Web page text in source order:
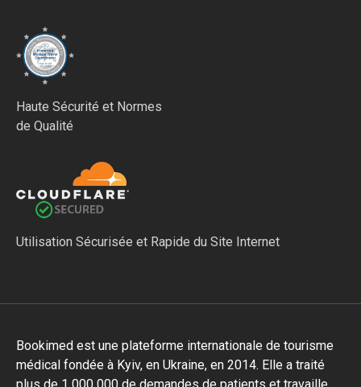
Haute Sécurité et Normes
de Qualité
Utilisation Sécurisée et Rapide du Site Internet
Bookimed est une plateforme internationale de tourisme
médical fondée à Kyiv, en Ukraine, en 2014. Elle a traité